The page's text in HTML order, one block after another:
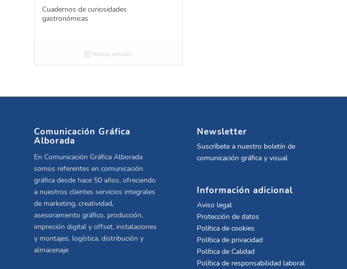
Cuadernos de curiosidades
gastronómicas
Mostrar detalles
Comunicación Gráfica
Alborada
En Comunicación Gráfica Alborada
somos referentes en comunicación
gráfica desde hace 50 años, ofreciendo
a nuestros clientes servicios integrales
de marketing, creatividad,
asesoramiento gráfico, producción,
impresión digital y offset, instalaciones
y montajes, logística, distribución y
almacenaje
Newsletter
Suscríbete a nuestro boletín de
comunicación gráfica y visual
Información adicional
Aviso legal
Protección de datos
Política de cookies
Política de privacidad
Política de Calidad
Política de responsabilidad laboral